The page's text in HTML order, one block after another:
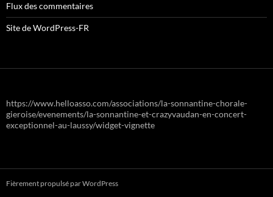
Flux des commentaires
Site de WordPress-FR
https://www.helloasso.com/associations/la-sonnantine-chorale-
gieroise/evenements/la-sonnantine-et-crazyvaudan-en-concert-
exceptionnel-au-laussy/widget-vignette
Fièrement propulsé par WordPress